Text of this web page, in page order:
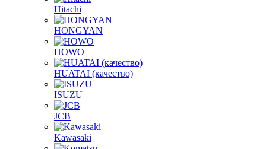
Hitachi
HONGYAN
HOWO
HUATAI (качество)
ISUZU
JCB
Kawasaki